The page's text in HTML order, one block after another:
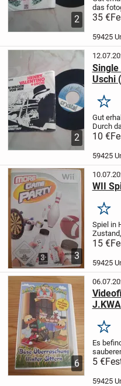
2
das
Versnad
35 €
59425
2
Single
Uschi
Gut
Durch
10 €
59425
3
WII
Spiel in
zu
!Oder :
15 €
59425
6
Es
ca 52
gegen
5 €
59425